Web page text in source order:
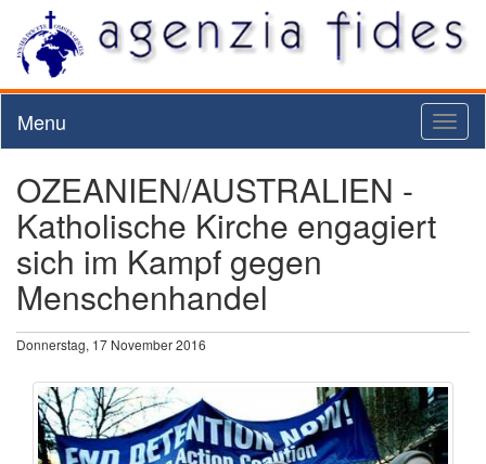
Menu
OZEANIEN/AUSTRALIEN -
Katholische Kirche engagiert
sich im Kampf gegen
Menschenhandel
Donnerstag, 17 November 2016